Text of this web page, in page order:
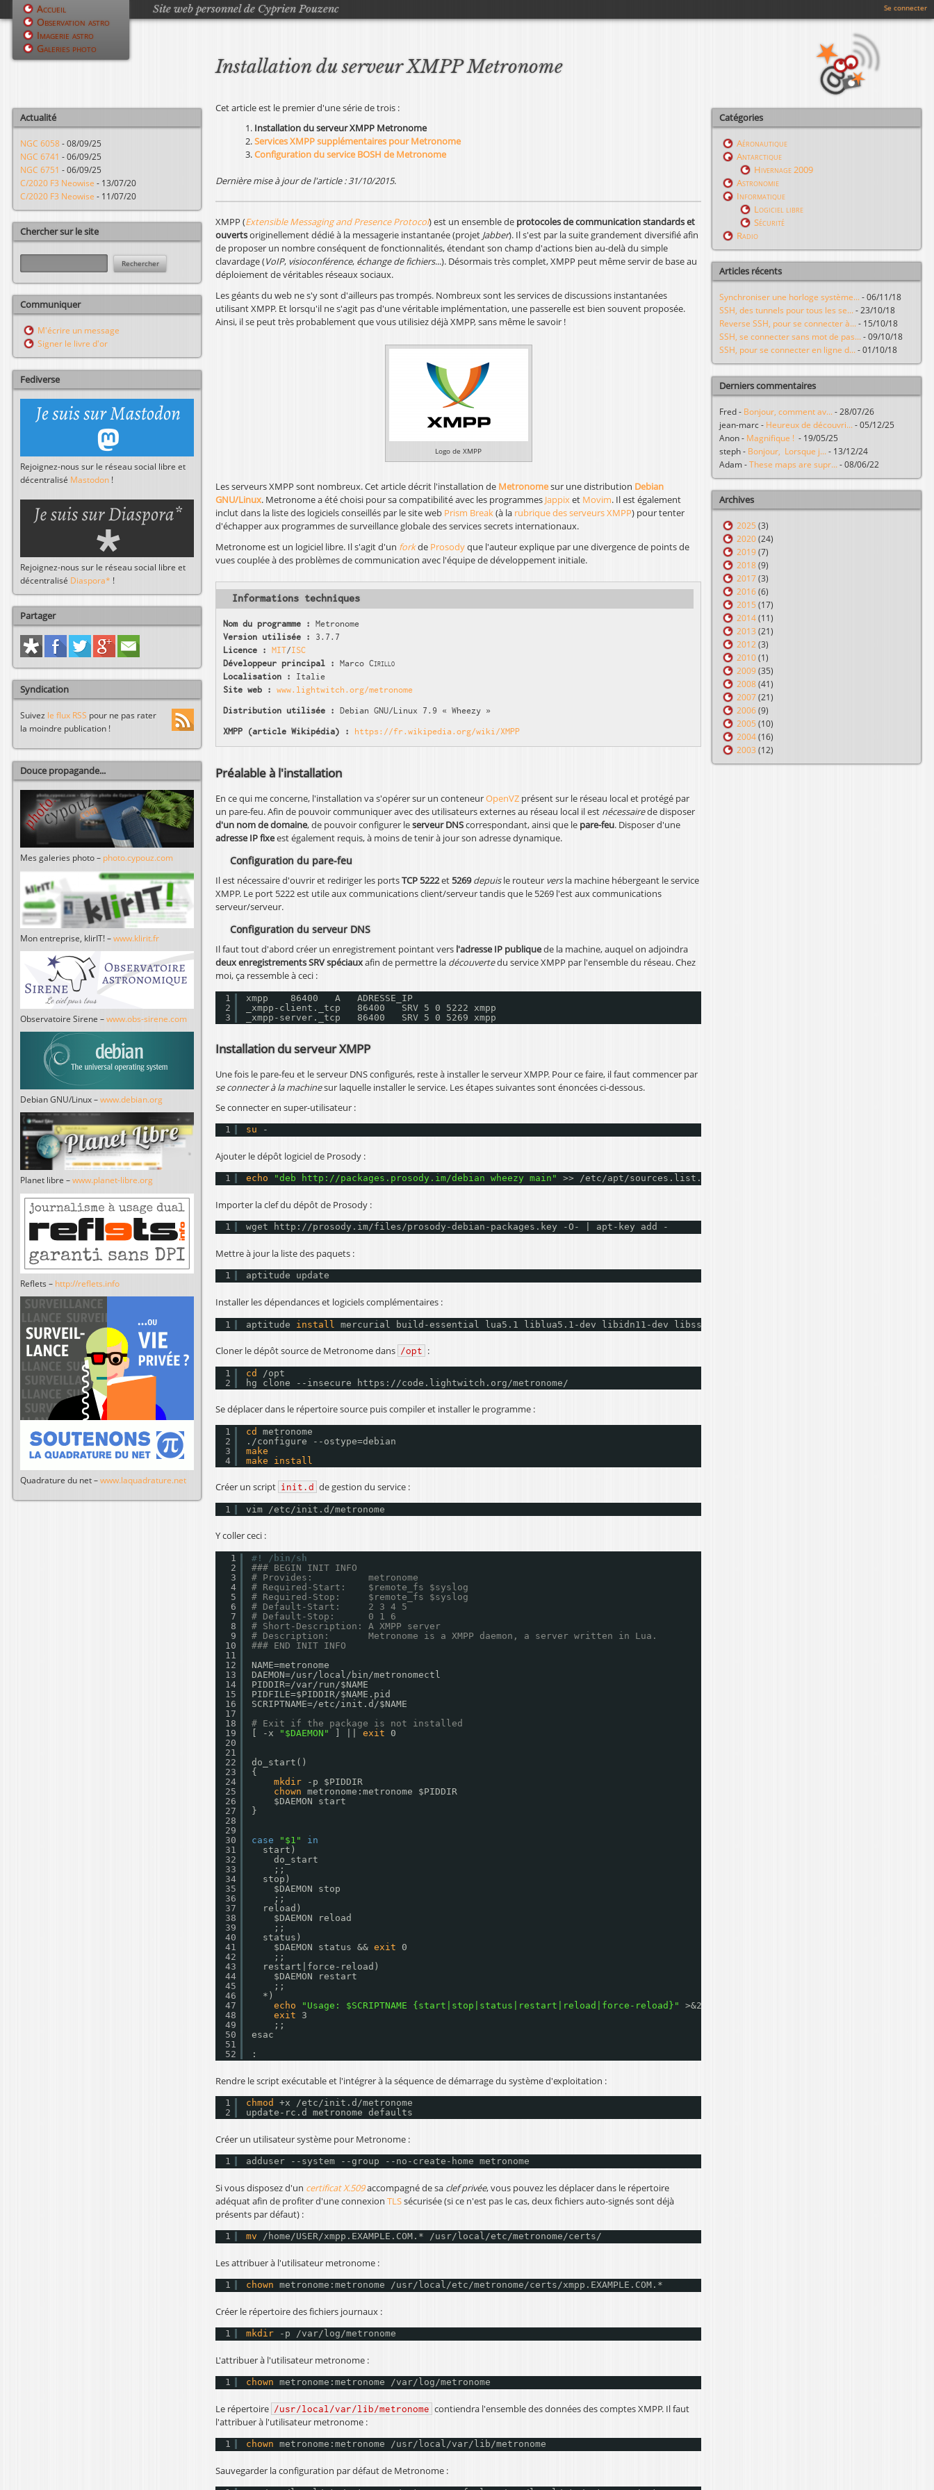
Site web personnel de Cyprien Pouzenc Se connecter
Installation du serveur XMPP Metronome
Cet article est le premier d'une série de trois :
Installation du serveur XMPP Metronome
Services XMPP supplémentaires pour Metronome
Configuration du service BOSH de Metronome
Dernière mise à jour de l'article : 31/10/2015.
XMPP (Extensible Messaging and Presence Protocol) est un ensemble de protocoles de communication standards et
ouvertsoriginellement dédié à la messagerie instantanée (projet Jabber). Il s'est par la suite grandement diversifié afin
de proposer un nombre conséquent de fonctionnalités, étendant son champ d'actions bien au-delà du simple
clavardage (VoIP, visioconférence, échange de fichiers...). Désormais très complet, XMPP peut même servir de base au
déploiement de véritables réseaux sociaux.
Les géants du web ne s'y sont d'ailleurs pas trompés. Nombreux sont les services de discussions instantanées
utilisant XMPP. Et lorsqu'il ne s'agit pas d'une véritable implémentation, une passerelle est bien souvent proposée.
Ainsi, il se peut très probablement que vous utilisiez déjà XMPP, sans même le savoir !
Logo de XMPP
Les serveurs XMPP sont nombreux. Cet article décrit l'installation de Metronomesur une distribution Debian
GNU/Linux. Metronome a été choisi pour sa compatibilité avec les programmes Jappixet Movim. Il est également
inclut dans la liste des logiciels conseillés par le site web Prism Break(à la rubrique des serveurs XMPP) pour tenter
d'échapper aux programmes de surveillance globale des services secrets internationaux.
Metronome est un logiciel libre. Il s'agit d'un forkde Prosodyque l'auteur explique par une divergence de points de
vues couplée à des problèmes de communication avec l'équipe de développement initiale.
Informations techniques
Nom du programme : Metronome
Version utilisée :
3.7.7
Licence :
MIT/ISC
Développeur principal : MarcoCirillo
Localisation :
Italie
Site web :
www.lightwitch.org/metronome
Distribution utilisée : Debian GNU/Linux 7.9 « Wheezy »
XMPP (article Wikipédia) : https://fr.wikipedia.org/wiki/XMPP
Préalable à l'installation
En ce qui me concerne, l'installation va s'opérer sur un conteneurOpenVZ présent sur le réseau local et protégé par
un pare-feu. Afin de pouvoir communiquer avec des utilisateurs externes au réseau local il est nécessairede disposer
d'un nom de domaine, de pouvoir configurer leserveur DNScorrespondant, ainsi que le pare-feu. Disposer d'une
adresse IP fixeest également requis, à moins de tenir à jour son adresse dynamique.
Configuration du pare-feu
Il est nécessaire d'ouvrir et rediriger les portsTCP 5222et5269 depuisle routeur versla machine hébergeant le service
XMPP. Le port 5222 est utile aux communications client/serveur tandis que le 5269 l'est aux communications
serveur/serveur.
Configuration du serveur DNS
Il faut tout d'abord créer un enregistrement pointant vers l'adresse IP publiquede la machine, auquel on adjoindra
deux enregistrements SRV spéciauxafin de permettre la découvertedu service XMPP par l'ensemble du réseau. Chez
moi, ça ressemble à ceci :
1
2
3
xmpp    86400   A   ADRESSE_IP
_xmpp-client._tcp   86400   SRV 5 0 5222 xmpp
_xmpp-server._tcp   86400   SRV 5 0 5269 xmpp
Installation du serveur XMPP
Une fois le pare-feu et le serveur DNS configurés, reste à installer le serveur XMPP. Pour ce faire, il faut commencer par
se connecter à la machinesur laquelle installer le service. Les étapes suivantes sont énoncées ci-dessous.
Se connecter en super-utilisateur :
1 su -
Ajouter le dépôt logiciel de Prosody :
1 echo "deb http://packages.prosody.im/debian wheezy main" >> /etc/apt/sources .list.d
Importer la clef du dépôt de Prosody :
1 wget http: //prosody .im/files/prosody-debian-packages .key -O- | apt-key add -
Mettre à jour la liste des paquets :
1 aptitude update
Installer les dépendances et logiciels complémentaires :
1 aptitude install mercurial build-essential lua5.1 liblua5.1-dev libidn11-dev libssl-dev lua-zlib lua-expat lua-event lua-
Cloner le dépôt source de Metronome dans /opt :
1
2
cd
/opt
hg clone --insecure https: //code .lightwitch.org /metronome/
Se déplacer dans le répertoire source puis compiler et installer le programme :
1
2
3
4
cd
metronome
. /configure
--ostype=debian
make
make
install
Créer un script init.d de gestion du service :
1 vim /etc/init .d /metronome
Y coller ceci :
1
2
3
4
5
6
7
8
9
10
11
12
13
14
15
16
17
18
19
20
21
22
23
24
25
26
27
28
29
30
31
32
33
34
35
36
37
38
39
40
41
42
43
44
45
46
47
48
49
50
51
52
#! /bin/sh
### BEGIN INIT INFO
# Provides:          metronome
# Required-Start:    $remote_fs $syslog
# Required-Stop:     $remote_fs $syslog
# Default-Start:     2 3 4 5
# Default-Stop:      0 1 6
# Short-Description: A XMPP server
# Description:       Metronome is a XMPP daemon, a server written in Lua.
### END INIT INFO
NAME=metronome
DAEMON=/usr/local/bin/metronomectl
PIDDIR=/var/run/$NAME
PIDFILE=$PIDDIR/$NAME.pid
SCRIPTNAME=/etc/init .d/$NAME
# Exit if the package is not installed
[ -x
"$DAEMON" exit 0
do_start()
{
mkdir
-p $PIDDIR
chown metronome:metronome $PIDDIR
$DAEMON start
}
case "$1"
in
start)
do_start
;;
stop)
$DAEMON stop
;;
reload)
$DAEMON reload
;;
status)
$DAEMON status && exit
0
;;
restart|force-reload)
$DAEMON restart
;;
*)
echo
"Usage: $SCRIPTNAME {start|stop|status|restart|reload|force-reload}"
>&2
exit
3
;;
esac
:
Rendre le script exécutable et l'intégrer à la séquence de démarrage du système d'exploitation :
1
2
chmod +x /etc/init .d /metronome
update-rc.d metronome defaults
Créer un utilisateur système pour Metronome :
1 adduser --system --group --no-create-home metronome
Si vous disposez d'un certificat X.509accompagné de sa clef privée, vous pouvez les déplacer dans le répertoire
adéquat afin de profiter d'une connexion TLSsécurisée (si ce n'est pas le cas, deux fichiers auto-signés sont déjà
présents par défaut) :
1 mv /home/USER/xmpp .EXAMPLE.COM.* /usr/local/etc/metronome/certs/
Les attribuer à l'utilisateur metronome :
1 chown metronome:metronome /usr/local/etc/metronome/certs/xmpp .EXAMPLE.COM.*
Créer le répertoire des fichiers journaux :
1 mkdir -p /var/log/metronome
L'attribuer à l'utilisateur metronome :
1 chown metronome:metronome /var/log/metronome
Le répertoire /usr/local/var/lib/metronome contiendra l'ensemble des données des comptes XMPP. Il faut
l'attribuer à l'utilisateur metronome :
1 chown metronome:metronome /usr/local/var/lib/metronome
Sauvegarder la configuration par défaut de Metronome :
M
p
c
p
a
Accueil
Observation astro
Imagerie astro
Galeries photo
Actualité
NGC 6058 - 08/09/25
NGC 6741 - 06/09/25
NGC 6751 - 06/09/25
C/2020 F3 Neowise - 13/07/20
C/2020 F3 Neowise - 11/07/20
Chercher sur le site
R
e
c
h
e
h
r
Communiquer
M'écrire un message
Signer le livre d'or
Fediverse
Rejoignez-nous sur le réseau social libre et
décentralisé Mastodon !
Rejoignez-nous sur le réseau social libre et
décentralisé Diaspora* !
Partager
Syndication
Suivez le flux RSS pour ne pas rater
la moindre publication !
Douce propagande...
Mes galeries photo – photo.cypouz.com
Mon entreprise, klirIT! – www.klirit.fr
Observatoire Sirene – www.obs-sirene.com
Debian GNU/Linux – www.debian.org
Planet libre – www.planet-libre.org
Reflets – http://reflets.info
Quadrature du net – www.laquadrature.net
Catégories
Aéronautique
Antarctique
Hivernage 2009
Astronomie
Informatique
Logiciel libre
Sécurité
Radio
Articles récents
Synchroniser une horloge système... - 06/11/18
SSH, des tunnels pour tous les se... - 23/10/18
Reverse SSH, pour se connecter à... - 15/10/18
SSH, se connecter sans mot de pas... - 09/10/18
SSH, pour se connecter en ligne d... - 01/10/18
Derniers commentaires
Fred - Bonjour, comment av... - 28/07/26
jean-marc - Heureux de découvri... - 05/12/25
Anon - Magnifique ! - 19/05/25
steph - Bonjour, Lorsque j... - 13/12/24
Adam - These maps are supr... - 08/06/22
Archives
2025 (3)
2020 (24)
2019 (7)
2018 (9)
2017 (3)
2016 (6)
2015 (17)
2014 (11)
2013 (21)
2012 (3)
2010 (1)
2009 (35)
2008 (41)
2007 (21)
2006 (9)
2005 (10)
2004 (16)
2003 (12)